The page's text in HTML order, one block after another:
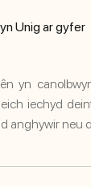
Unig ar gyfer
yn
iechyd
anghywir neu